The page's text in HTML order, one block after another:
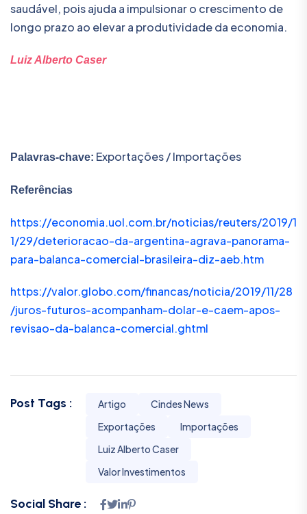
saudável, pois ajuda a impulsionar o crescimento de
longo prazo ao elevar a produtividade da economia.
Luiz Alberto Caser
Palavras-chave: Exportações / Importações
Referências
https://economia.uol.com.br/noticias/reuters/2019/1
1/29/deterioracao-da-argentina-agrava-panorama-
para-balanca-comercial-brasileira-diz-aeb.htm
https://valor.globo.com/financas/noticia/2019/11/28
/juros-futuros-acompanham-dolar-e-caem-apos-
revisao-da-balanca-comercial.ghtml
Post Tags : Artigo
Cindes News
Exportações
Importações
Luiz Alberto Caser
Valor Investimentos
Social Share :